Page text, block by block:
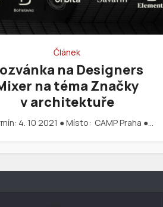
Článek
na Designers
na téma Značky
v architektuře
4. 10 2021 ● Místo: CAMP Praha ●…